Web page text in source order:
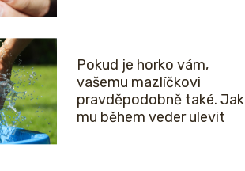
Pokud je horko vám,
vašemu mazlíčkovi
pravděpodobně také. Jak
mu během veder ulevit